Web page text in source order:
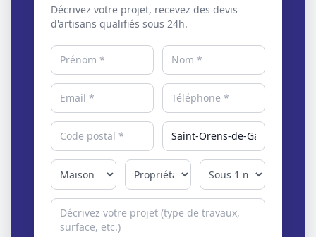
Décrivez votre projet, recevez des devis
d'artisans qualifiés sous 24h.